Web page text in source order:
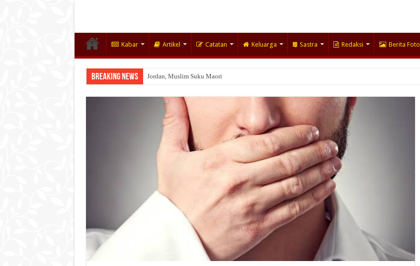
Kabar Artikel Catatan Keluarga Sastra Redaksi Berita Foto
Breaking News Jordan, Muslim Suku Maori
Wakaf Emas Muktamar